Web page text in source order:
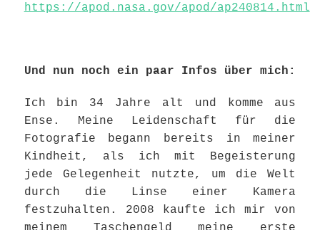
https://apod.nasa.gov/apod/ap240814.html
Und nun noch ein paar Infos über mich:
Ich bin 34 Jahre alt und komme aus
Ense. Meine Leidenschaft für die
Fotografie begann bereits in meiner
Kindheit, als ich mit Begeisterung
jede Gelegenheit nutzte, um die Welt
durch die Linse einer Kamera
festzuhalten. 2008 kaufte ich mir von